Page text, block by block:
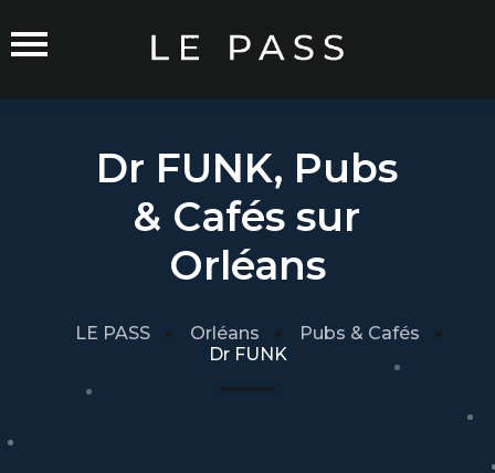
Commerçants sur Orléans
Rejoindre le Réseau
Dr FUNK, Pubs
& Cafés sur
Orléans
LE PASS Orléans
Pubs & Cafés
Dr FUNK